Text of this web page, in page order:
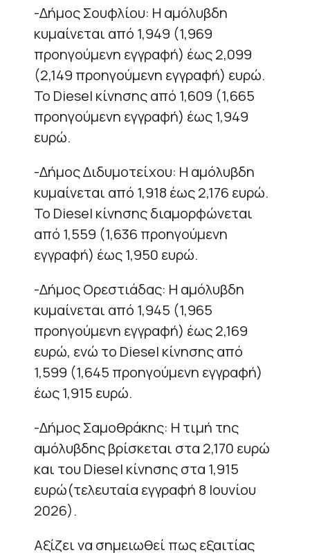
-Δήμος Σουφλίου: Η αμόλυβδη
κυμαίνεται από 1,949 (1,969
προηγούμενη εγγραφή) έως 2,099
(2,149 προηγούμενη εγγραφή) ευρώ.
Το Diesel κίνησης από 1,609 (1,665
προηγούμενη εγγραφή) έως 1,949
ευρώ.
-Δήμος Διδυμοτείχου: Η αμόλυβδη
κυμαίνεται από 1,918 έως 2,176 ευρώ.
Το Diesel κίνησης διαμορφώνεται
από 1,559 (1,636 προηγούμενη
εγγραφή) έως 1,950 ευρώ.
-Δήμος Ορεστιάδας: Η αμόλυβδη
κυμαίνεται από 1,945 (1,965
προηγούμενη εγγραφή) έως 2,169
ευρώ, ενώ το Diesel κίνησης από
1,599 (1,645 προηγούμενη εγγραφή)
έως 1,915 ευρώ.
-Δήμος Σαμοθράκης: Η τιμή της
αμόλυβδης βρίσκεται στα 2,170 ευρώ
και του Diesel κίνησης στα 1,915
ευρώ(τελευταία εγγραφή 8 Ιουνίου
2026).
Αξίζει να σημειωθεί πως εξαιτίας